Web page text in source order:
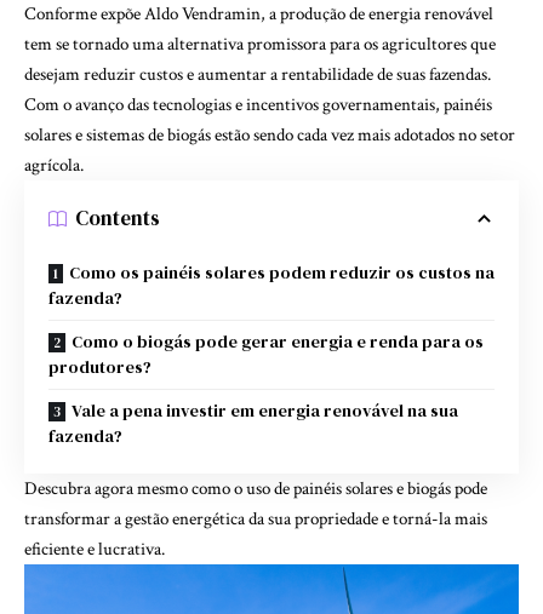
Conforme expõe Aldo Vendramin, a produção de energia renovável
tem se tornado uma alternativa promissora para os agricultores que
desejam reduzir custos e aumentar a rentabilidade de suas fazendas.
Com o avanço das tecnologias e incentivos governamentais, painéis
solares e sistemas de biogás estão sendo cada vez mais adotados no setor
agrícola.
Contents
Como os painéis solares podem reduzir os custos na
fazenda?
Como o biogás pode gerar energia e renda para os
produtores?
Vale a pena investir em energia renovável na sua
fazenda?
Descubra agora mesmo como o uso de painéis solares e biogás pode
transformar a gestão energética da sua propriedade e torná-la mais
eficiente e lucrativa.